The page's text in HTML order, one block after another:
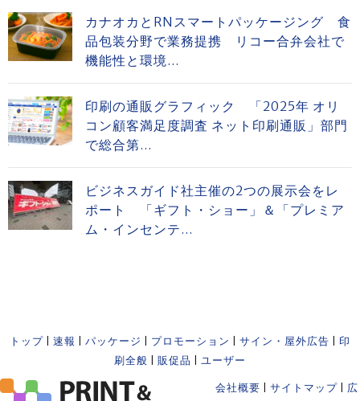
カナオカとRNスマートパッケージング 食
品包装分野で業務提携 リコー合弁会社で
機能性と環境...
印刷の通販グラフィック 「2025年 オリ
コン顧客満足度調査 ネット印刷通販」部門
で総合第...
ビジネスガイド社主催の2つの展示会をレ
ポート 「ギフト・ショー」＆「プレミア
ム・インセンテ...
トップ 速報 パッケージ プロモーション サイン・屋外広告
印
刷全般
販促品 ユーザー
会社概要 サイトマップ 広